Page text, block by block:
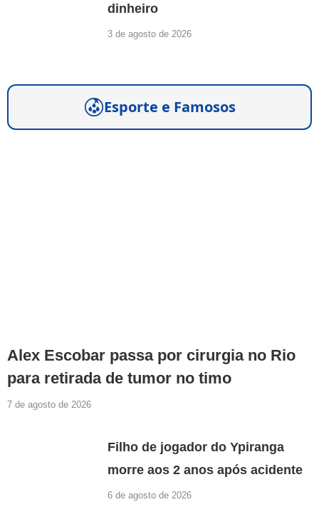
dinheiro
3 de agosto de 2026
Esporte e Famosos
Alex Escobar passa por cirurgia no Rio
para retirada de tumor no timo
7 de agosto de 2026
Filho de jogador do Ypiranga
morre aos 2 anos após acidente
6 de agosto de 2026